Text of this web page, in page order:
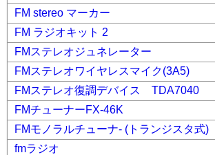
FM stereo マーカー
FM ラジオキット 2
FMステレオジュネレーター
FMステレオワイヤレスマイク(3A5)
FMステレオ復調デバイス TDA7040
FMチューナーFX-46K
FMモノラルチューナ- (トランジスタ式)
fmラジオ